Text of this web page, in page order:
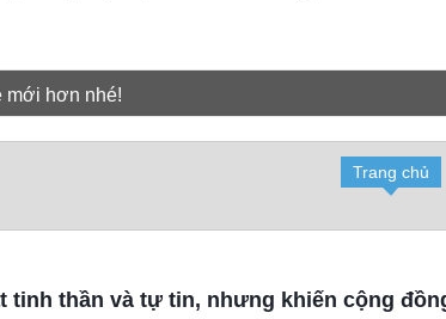
mới hơn nhé!
Trang chủ
tinh thần và tự tin, nhưng khiến cộng